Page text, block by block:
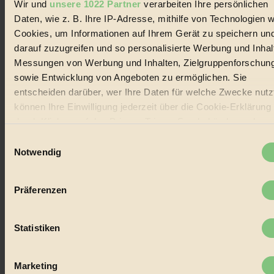
Wir und unsere 1022 Partner verarbeiten Ihre persönlichen
Daten, wie z. B. Ihre IP-Adresse, mithilfe von Technologien
Cookies, um Informationen auf Ihrem Gerät zu speichern
darauf zuzugreifen und so personalisierte Werbung und
Messungen von Werbung und Inhalten,
sowie Entwicklung von Angeboten zu ermöglichen. Sie
entscheiden darüber, wer Ihre Daten für welche Zwecke
können Ihre Einwilligung jederzeit über die Cookie-Erklärung
durch Klicken auf das Privacy Trigger Symbol ändern oder
Informationen über Ihre geografische Lage erfassen,
welche bis auf einige Meter genau sein können
Merkmalen (Fingerprinting) identifizieren
Notwendig
Präferenzen
Statistiken
Marketing
Social Media
22.601 Fans auf Facebook
3.415 Follower auf Twitter
Folge uns auf Instagram
Themen
Bio
Lebensmittel